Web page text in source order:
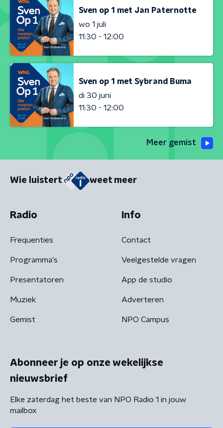
Sven op 1 met Jan Paternotte
wo 1 juli
11:30 - 12:00
Sven op 1 met Sybrand Buma
di 30 juni
11:30 - 12:00
Meer gemist
Wie luistert weet meer
Radio
Frequenties
Programma's
Presentatoren
Muziek
Gemist
Info
Contact
Veelgestelde vragen
App de studio
Adverteren
NPO Campus
Abonneer je op onze wekelijkse
nieuwsbrief
Elke zaterdag het beste van NPO Radio 1 in jouw
mailbox